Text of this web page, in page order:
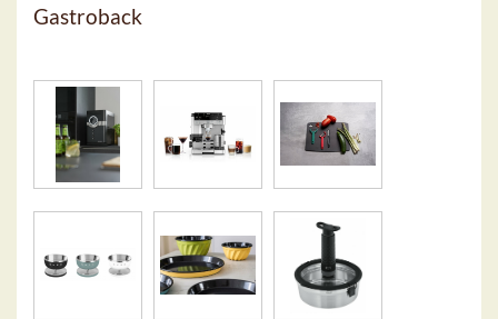
Gastroback